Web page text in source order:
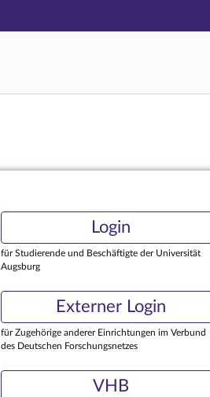
Login
für Studierende und Beschäftigte der Universität
Augsburg
Externer Login
für Zugehörige anderer Einrichtungen im Verbund
des Deutschen Forschungsnetzes
VHB